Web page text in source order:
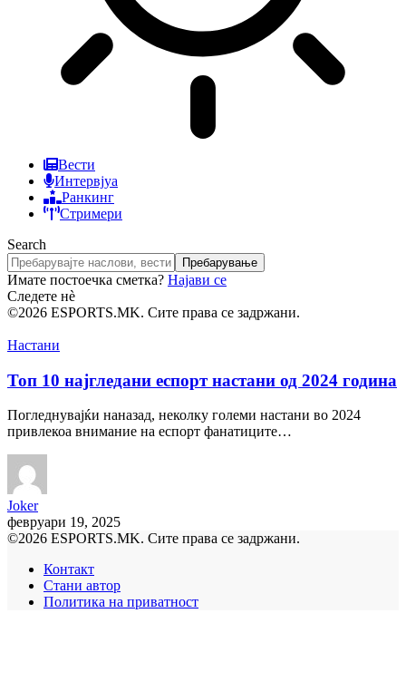
Вести
Интервјуа
Ранкинг
Стримери
Search
Имате постоечка сметка? Најави се
Следете нè
©2026 ESPORTS.MK. Сите права се задржани.
Настани
Топ 10 најгледани еспорт настани од 2024 година
Погледнувајќи наназад, неколку големи настани во 2024
привлекоа внимание на еспорт фанатиците…
Joker
февруари 19, 2025
©2026 ESPORTS.MK. Сите права се задржани.
Контакт
Стани автор
Политика на приватност